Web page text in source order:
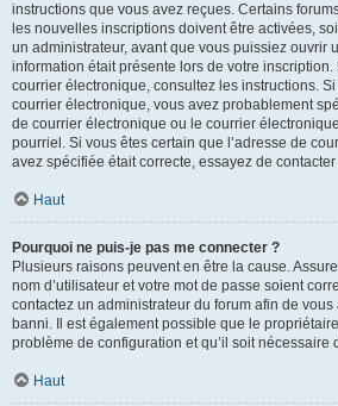
instructions que vous avez reçues. Certains
les nouvelles inscriptions doivent être activées,
un administrateur, avant que vous puissiez ouvrir
information était présente lors de votre inscription.
courrier électronique, consultez les instructions.
courrier électronique, vous avez probablement
de courrier électronique ou le courrier
pourriel. Si vous êtes certain que l’adresse de
avez spécifiée était correcte, essayez de
Haut
Pourquoi ne puis-je pas me connecter ?
Plusieurs raisons peuvent en être la cause.
nom d’utilisateur et votre mot de passe soient
contactez un administrateur du forum afin de
banni. Il est également possible que le
problème de configuration et qu’il soit nécessaire
Haut